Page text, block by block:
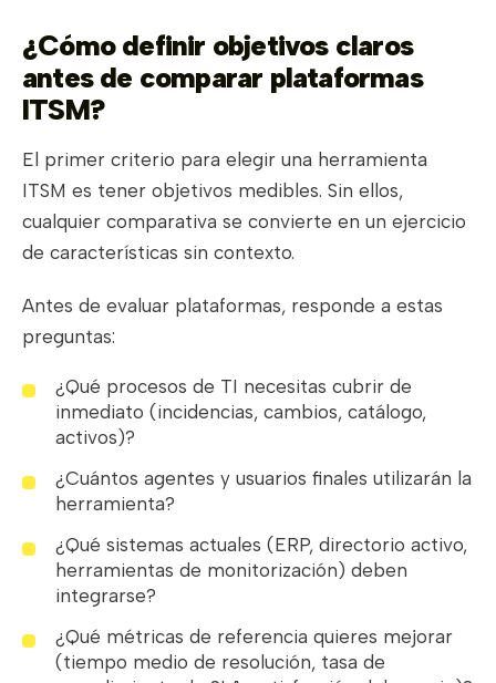
¿Cómo definir objetivos claros
antes de comparar plataformas
ITSM?
El primer criterio para elegir una herramienta
ITSM es tener objetivos medibles. Sin ellos,
cualquier comparativa se convierte en un ejercicio
de características sin contexto.
Antes de evaluar plataformas, responde a estas
preguntas:
¿Qué procesos de TI necesitas cubrir de
inmediato (incidencias, cambios, catálogo,
activos)?
¿Cuántos agentes y usuarios finales utilizarán la
herramienta?
¿Qué sistemas actuales (ERP, directorio activo,
herramientas de monitorización) deben
integrarse?
¿Qué métricas de referencia quieres mejorar
(tiempo medio de resolución, tasa de